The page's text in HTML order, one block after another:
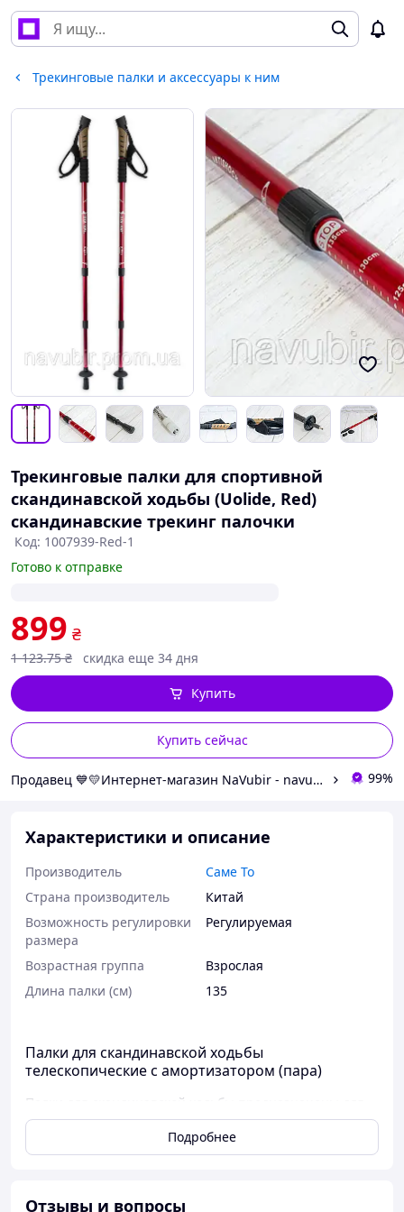
Трекинговые палки и аксессуары к ним
Трекинговые палки для спортивной
скандинавской ходьбы (Uolide, Red)
скандинавские трекинг палочки
Код: 1007939-Red-1
Готово к отправке
899 ₴
1 123.75 ₴ скидка еще 34 дня
Купить сейчас
Купить
Продавец 💙💛Интернет-магазин NaVubir - navubir.com.ua 🎁％🚚 ⤵ 99%
Характеристики и описание
Производитель
Саме То
Страна производитель
Китай
Возможность регулировки
размера
Регулируемая
Возрастная группа
Взрослая
Длина палки (см)
135
Палки для скандинавской ходьбы
телескопические с амортизатором (пара)
Палки для скандинавской ходьбы предназначены для
активных людей. Во время похода они помогут вам
удержать равновесие и в первую очередь облегчить
нагрузку на колена и суставы, снижая общую усталость.
Подробнее
Отзывы и вопросы